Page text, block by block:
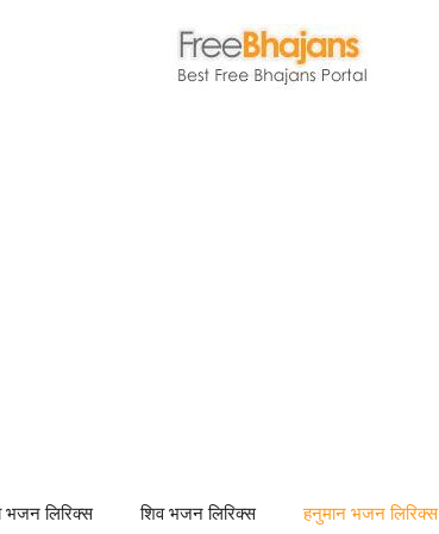
भजन लिरिक्स शिव भजन लिरिक्स हनुमान भजन लिरिक्स